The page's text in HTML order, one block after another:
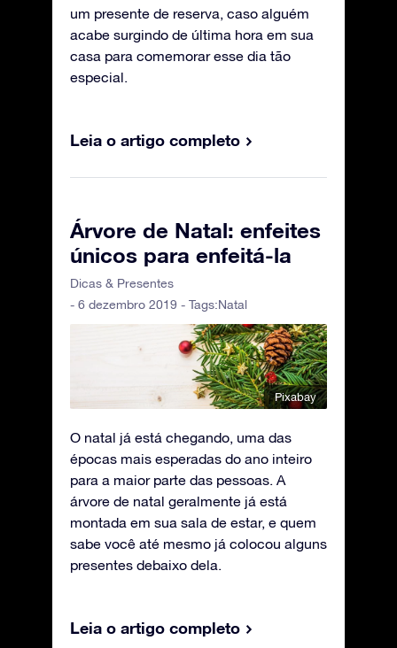
um presente de reserva, caso alguém
acabe surgindo de última hora em sua
casa para comemorar esse dia tão
especial.
Leia o artigo completo
Árvore de Natal: enfeites
únicos para enfeitá-la
Dicas & Presentes
- 6 dezembro 2019 - Tags:Natal
Pixabay
O natal já está chegando, uma das
épocas mais esperadas do ano inteiro
para a maior parte das pessoas. A
árvore de natal geralmente já está
montada em sua sala de estar, e quem
sabe você até mesmo já colocou alguns
presentes debaixo dela.
Leia o artigo completo